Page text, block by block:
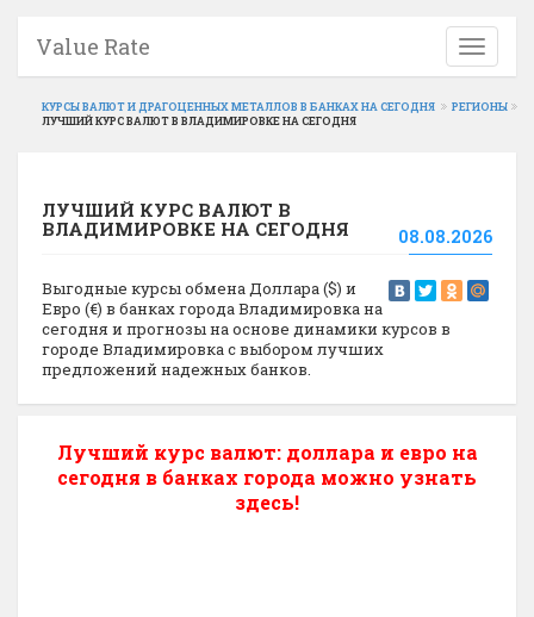
Toggle
Value Rate
КУРСЫ ВАЛЮТ И ДРАГОЦЕННЫХ МЕТАЛЛОВ В БАНКАХ НА СЕГОДНЯ
РЕГИОНЫ
ЛУЧШИЙ КУРС ВАЛЮТ В ВЛАДИМИРОВКЕ НА СЕГОДНЯ
ЛУЧШИЙ КУРС ВАЛЮТ В
ВЛАДИМИРОВКЕ НА СЕГОДНЯ
08.08.2026
Выгодные курсы обмена Доллара ($) и
Евро (€) в банках города Владимировка на
сегодня и прогнозы на основе динамики курсов в
городе Владимировка с выбором лучших
предложений надежных банков.
Лучший курс валют: доллара и евро на
сегодня в банках города можно узнать
здесь!